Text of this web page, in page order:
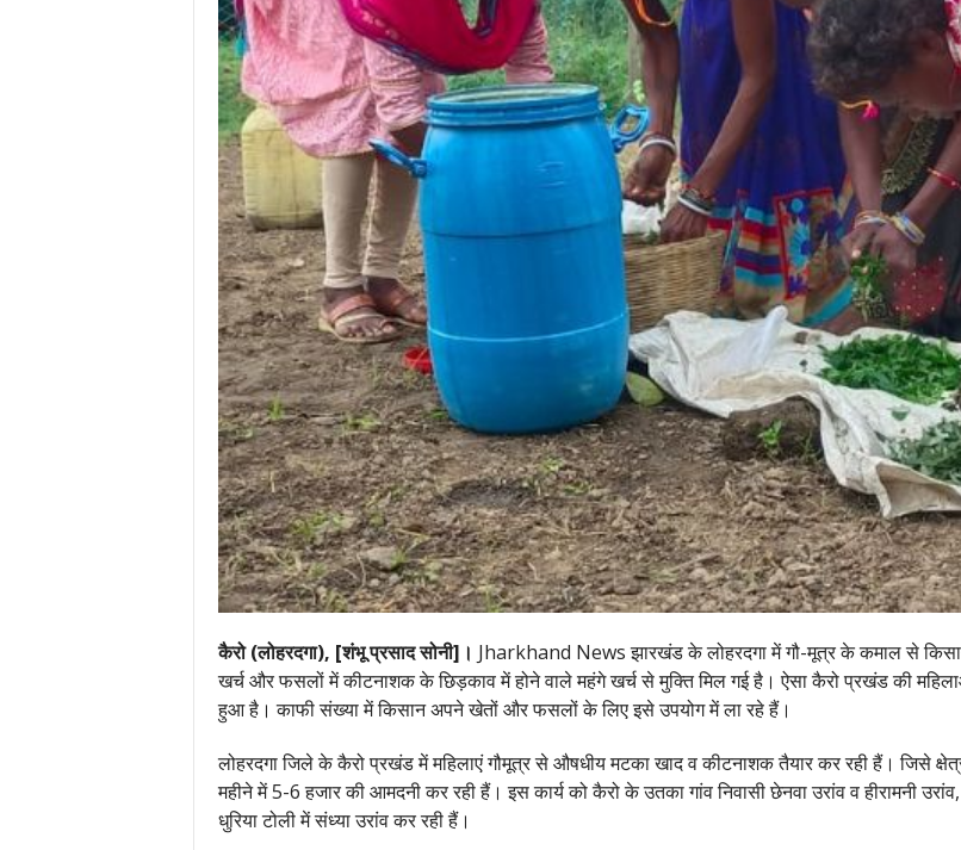
कैरो (लोहरदगा), [शंभू प्रसाद सोनी]। Jharkhand News झारखंड के लोहरदगा में गौ-मूत्र के कमाल से किसान
खर्च और फसलों में कीटनाशक के छिड़काव में होने वाले महंगे खर्च से मुक्ति मिल गई है। ऐसा कैरो प्रखंड की
हुआ है। काफी संख्या में किसान अपने खेतों और फसलों के लिए इसे उपयोग में ला रहे हैं।
लोहरदगा जिले के कैरो प्रखंड में महिलाएं गौमूत्र से औषधीय मटका खाद व कीटनाशक तैयार कर रही हैं। जिसे
महीने में 5-6 हजार की आमदनी कर रही हैं। इस कार्य को कैरो के उतका गांव निवासी छेनवा उरांव व हीरामनी
धुरिया टोली में संध्या उरांव कर रही हैं।